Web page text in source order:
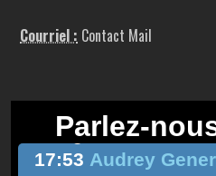
Courriel : Contact Mail